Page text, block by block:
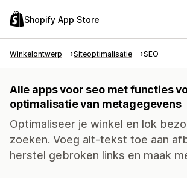
Shopify App Store
Winkelontwerp Siteoptimalisatie SEO
Alle apps voor seo met functies
optimalisatie van metagegevens
Optimaliseer je winkel en lok
zoeken. Voeg alt-tekst toe aan
herstel gebroken links en maak